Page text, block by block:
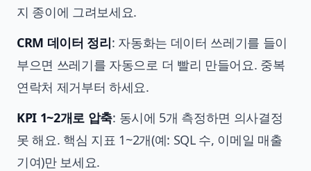
지 종이에 그려보세요.
CRM 데이터 정리: 자동화는 데이터 쓰레기를 들이
부으면 쓰레기를 자동으로 더 빨리 만들어요. 중복
연락처 제거부터 하세요.
KPI 1~2개로 압축: 동시에 5개 측정하면 의사결정
못 해요. 핵심 지표 1~2개(예: SQL 수, 이메일 매출
기여)만 보세요.